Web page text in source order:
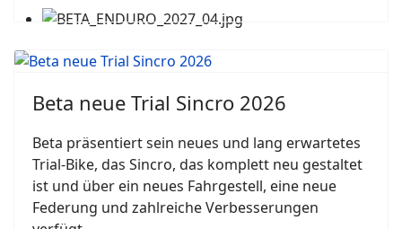
Beta neue Trial Sincro 2026
Beta präsentiert sein neues und lang erwartetes
Trial-Bike, das Sincro, das komplett neu gestaltet
ist und über ein neues Fahrgestell, eine neue
Federung und zahlreiche Verbesserungen